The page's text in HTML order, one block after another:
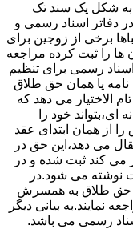
شکل یک سند تک
دفاتر اسناد رسمی و
برخی از زوجین برای
ها را ثبت کرده مراجعه
رسمی برای تنظیم
نامه یا همان حق طلاق
الاختیار می دهد که
خود را
از همان ابتدای عقد
می دهد،این حق در
می کند ثبت شده و در
نوشته می شود.در
حق طلاق به همسرش
نمایند.به بیانی دیگر
رسمی می باشد.